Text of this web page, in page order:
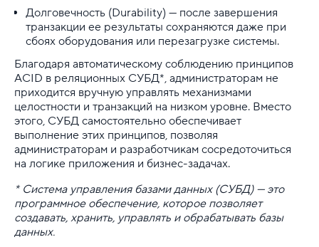
Долговечность (Durability) — после завершения
транзакции ее результаты сохраняются даже при
сбоях оборудования или перезагрузке системы.
Благодаря автоматическому соблюдению принципов
ACID в реляционных СУБД*, администраторам не
приходится вручную управлять механизмами
целостности и транзакций на низком уровне. Вместо
этого, СУБД самостоятельно обеспечивает
выполнение этих принципов, позволяя
администраторам и разработчикам сосредоточиться
на логике приложения и бизнес-задачах.
* Система управления базами данных (СУБД) — это
программное обеспечение, которое позволяет
создавать, хранить, управлять и обрабатывать базы
данных.